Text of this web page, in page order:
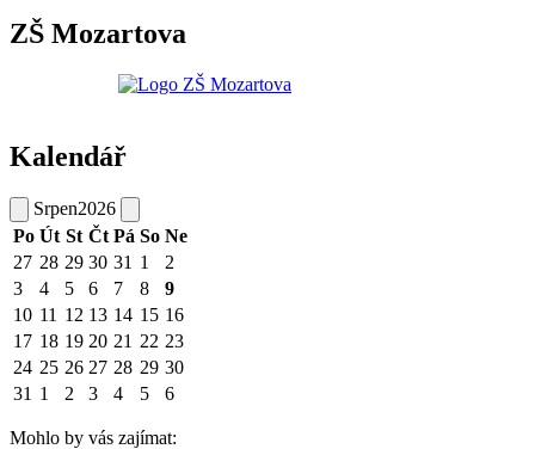
ZŠ Mozartova
Kalendář
Srpen2026
Po Út St Čt Pá So Ne
27 28 29 30 31 1
2
3
4 5 6 7 8
9
10 11 12 13 14 15 16
17 18 19 20 21 22 23
24 25 26 27 28 29 30
31 1 2 3 4 5 6
Mohlo by vás zajímat: